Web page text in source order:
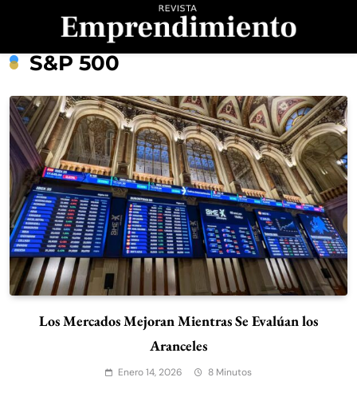
Revista
Emprendimiento
S&P 500
Los Mercados Mejoran Mientras Se Evalúan los
Aranceles
Enero 14, 2026 8 Minutos